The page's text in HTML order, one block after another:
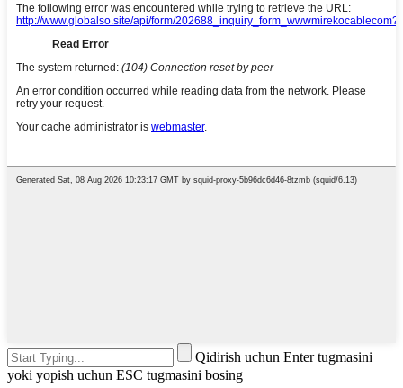
Qidirish uchun Enter tugmasini
yoki yopish uchun ESC tugmasini bosing